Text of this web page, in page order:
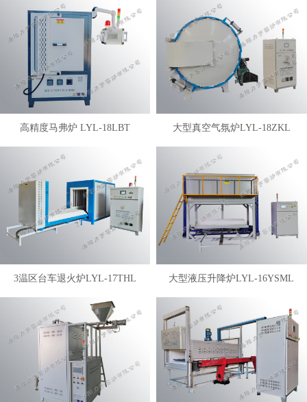
高精度马弗炉 LYL-18LBT 大型真空气氛炉LYL-18ZKL
3温区台车退火炉LYL-17THL 大型液压升降炉LYL-16YSML